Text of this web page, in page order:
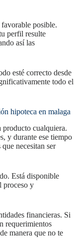
posible.
perfil resulte
así las
esté correcto desde
todo el
hipoteca en malaga
producto cualquiera.
y durante ese tiempo
necesitan ser
Está disponible
proceso y
financieras. Si
requerimientos
manera que no te